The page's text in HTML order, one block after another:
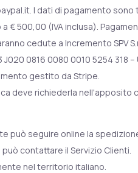
I dati di pagamento
€ 500,00 (IVA inclusa).
cedute a Incremento SPV
J020 0816 0080 0010 5254
gestito da Stripe.
deve richiederla nell'apposito
può seguire online la
contattare il Servizio Clienti.
nel territorio italiano.